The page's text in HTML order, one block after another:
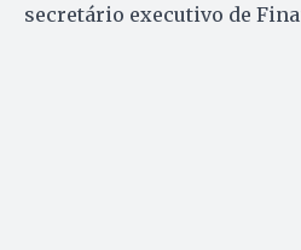
secretário executivo de